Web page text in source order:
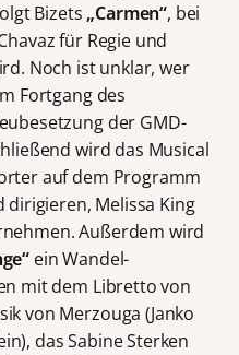
Bizets „Carmen“, bei
für Regie und
Noch ist unklar, wer
Fortgang des
der GMD-
wird das Musical
auf dem Programm
dirigieren, Melissa King
Außerdem wird
ein Wandel-
mit dem Libretto von
von Merzouga (Janko
das Sabine Sterken